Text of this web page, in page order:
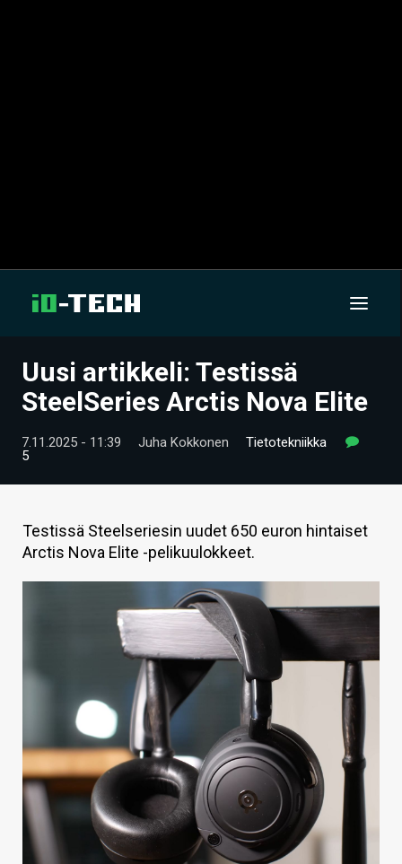
UUTISET
VIDEOT
TIETOA
HAKU
Uusi artikkeli: Testissä
SteelSeries Arctis Nova Elite
7.11.2025 - 11:39 Juha Kokkonen
Tietotekniikka
5
Testissä Steelseriesin uudet 650 euron hintaiset
Arctis Nova Elite -pelikuulokkeet.